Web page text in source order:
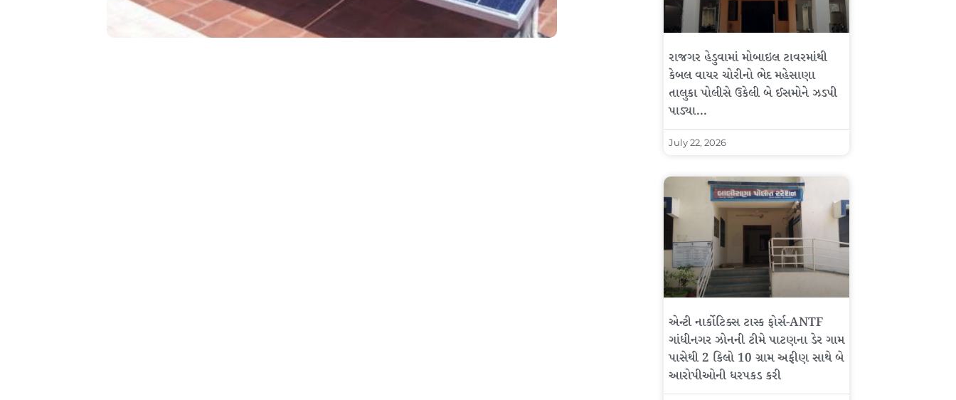
રાજગર હેડુવામાં મોબાઇલ ટાવરમાંથી
કેબલ વાયર ચોરીનો ભેદ મહેસાણા
તાલુકા પોલીસે ઉકેલી બે ઈસમોને ઝડપી
પાડ્યા…
July 22, 2026
એન્ટી નાર્કોટિક્સ ટાસ્ક ફોર્સ-ANTF
ગાંધીનગર ઝોનની ટીમે પાટણના ડેર ગામ
પાસેથી 2 કિલો 10 ગ્રામ અફીણ સાથે બે
આરોપીઓની ધરપકડ કરી